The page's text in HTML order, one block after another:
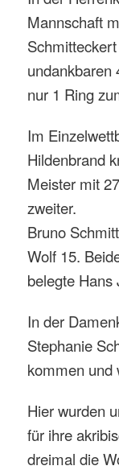
Mannschaft
undankbaren
nur 1 Ring
Im
Hildenbrand
Meister mit
zweiter.
Bruno
Wolf 15.
belegte Hans
In der
Stephanie
kommen und
Hier wurden
für ihre
dreimal die